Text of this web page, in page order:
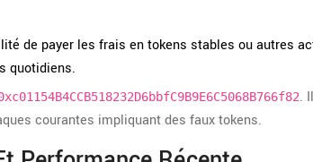
de payer les frais en tokens stables ou autres
quotidiens.
.
courantes impliquant des faux tokens.